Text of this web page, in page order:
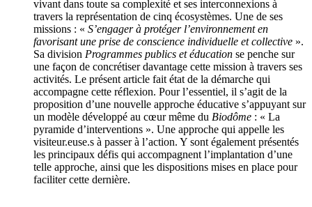
vivant dans toute sa complexité et ses interconnexions à
travers la représentation de cinq écosystèmes. Une de ses
missions : « S’engager à protéger l’environnement en
favorisant une prise de conscience individuelle et collective ».
Sa division Programmes publics et éducation se penche sur
une façon de concrétiser davantage cette mission à travers ses
activités. Le présent article fait état de la démarche qui
accompagne cette réflexion. Pour l’essentiel, il s’agit de la
proposition d’une nouvelle approche éducative s’appuyant sur
un modèle développé au cœur même du Biodôme : « La
pyramide d’interventions ». Une approche qui appelle les
visiteur.euse.s à passer à l’action. Y sont également présentés
les principaux défis qui accompagnent l’implantation d’une
telle approche, ainsi que les dispositions mises en place pour
faciliter cette dernière.